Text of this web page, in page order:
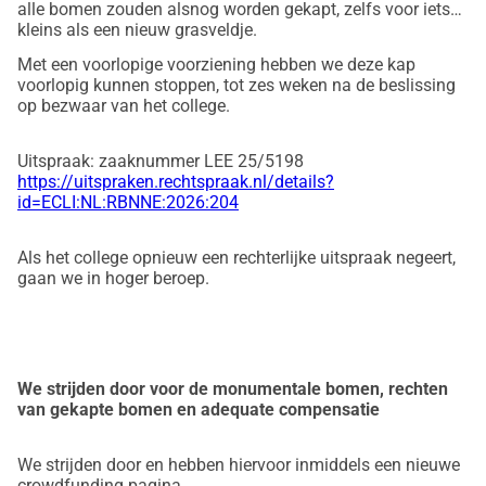
alle bomen zouden alsnog worden gekapt, zelfs voor iets
kleins als een nieuw grasveldje.
Met een voorlopige voorziening hebben we deze kap
voorlopig kunnen stoppen, tot zes weken na de beslissing
op bezwaar van het college.
Uitspraak: zaaknummer LEE 25/5198
https://uitspraken.rechtspraak.nl/details?
id=ECLI:NL:RBNNE:2026:204
Als het college opnieuw een rechterlijke uitspraak negeert,
gaan we in hoger beroep.
We strijden door voor de monumentale bomen, rechten
van gekapte bomen en adequate compensatie
We strijden door en hebben hiervoor inmiddels een nieuwe